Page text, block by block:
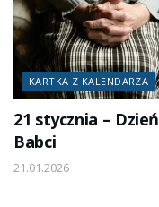
KARTKA Z KALENDARZA
21 stycznia – Dzień
Babci
21.01.2026